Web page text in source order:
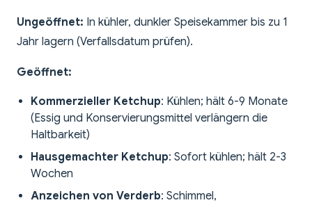
Ungeöffnet: In kühler, dunkler Speisekammer bis zu 1
Jahr lagern (Verfallsdatum prüfen).
Geöffnet:
Kommerzieller Ketchup: Kühlen; hält 6-9 Monate
(Essig und Konservierungsmittel verlängern die
Haltbarkeit)
Hausgemachter Ketchup: Sofort kühlen; hält 2-3
Wochen
Anzeichen von Verderb: Schimmel,